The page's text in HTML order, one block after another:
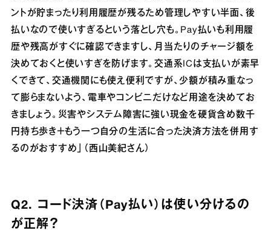
ントが貯まったり利用履歴が残るため管理しやすい半面、後
払いなので使いすぎるという落とし穴も。Pay払いも利用履
歴や残高がすぐに確認できますし、月当たりのチャージ額を
決めておくと使いすぎを防げます。交通系ICは支払いが素早
くできて、交通機関にも使え便利ですが、少額が積み重なっ
て膨らまないよう、電車やコンビニだけなど用途を決めてお
きましょう。災害やシステム障害に強い現金を硬貨含め数千
円持ち歩き＋もう一つ自分の生活に合った決済方法を併用す
るのがおすすめ」（西山美紀さん）
Q2. コード決済（Pay払い）は使い分けるの
が正解？